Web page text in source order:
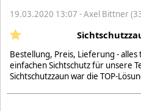
19.03.2020 13:07 - Axel Bittner
Bestellung, Preis, Lieferung -
einfachen Sichtschutz für unsere
Sichtschutzzaun war die TOP-